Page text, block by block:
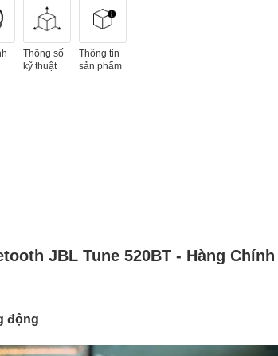
Thông số
kỹ thuật
Thông tin
sản phẩm
JBL Tune 520BT - Hàng Chính
động